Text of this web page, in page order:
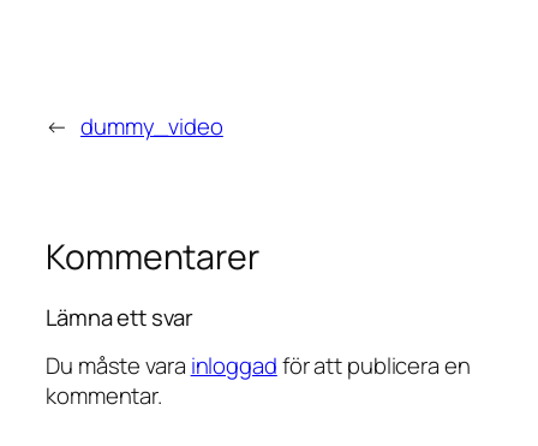
← dummy_video
Kommentarer
Lämna ett svar
Du måste vara inloggadför att publicera en
kommentar.